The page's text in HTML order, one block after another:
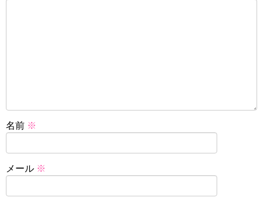
名前 ※
メール ※